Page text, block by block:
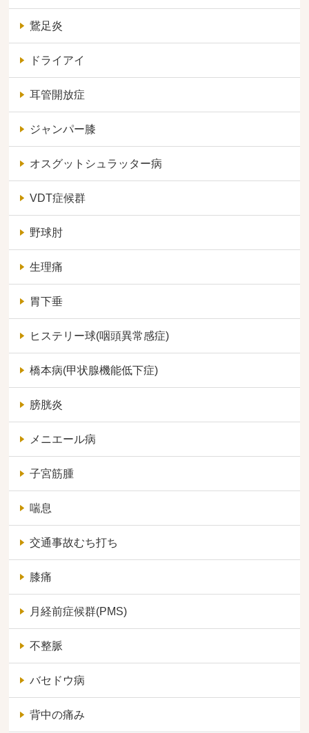
鵞足炎
ドライアイ
耳管開放症
ジャンパー膝
オスグットシュラッター病
VDT症候群
野球肘
生理痛
胃下垂
ヒステリー球(咽頭異常感症)
橋本病(甲状腺機能低下症)
膀胱炎
メニエール病
子宮筋腫
喘息
交通事故むち打ち
膝痛
月経前症候群(PMS)
不整脈
バセドウ病
背中の痛み